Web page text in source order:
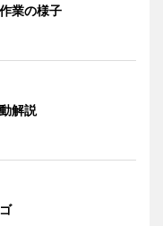
業の様子
解説